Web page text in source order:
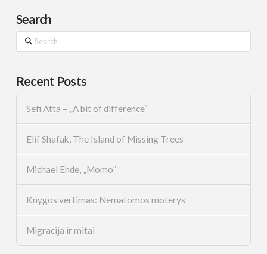
Search
Search
Recent Posts
Sefi Atta – „A bit of difference“
Elif Shafak, The Island of Missing Trees
Michael Ende, „Momo”
Knygos vertimas: Nematomos moterys
Migracija ir mitai